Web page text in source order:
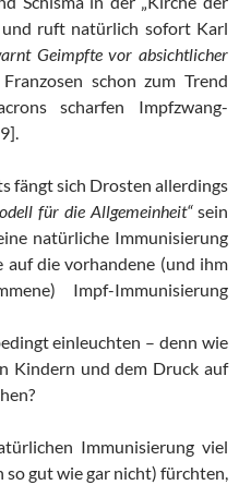
und ruft natürlich sofort Karl
Geimpfte vor absichtlicher
schon zum Trend
scharfen Impfzwang-
fängt sich Drosten allerdings
für die Allgemeinheit“sein
natürliche Immunisierung
die vorhandene (und ihm
Impf-Immunisierung
einleuchten – denn wie
Kindern und dem Druck auf
Immunisierung viel
gut wie gar nicht) fürchten,